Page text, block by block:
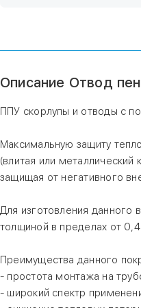
Описание Отвод
ППУ скорлупы и отводы с
Максимальную защиту
(влитая или
защищая от негативного
Для изготовления данного
толщиной в пределах от
Преимущества данного
- простота монтажа на
- широкий спектр